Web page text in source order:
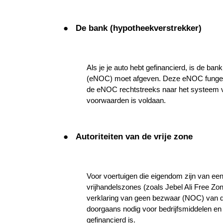
● De bank (hypotheekverstrekker)
Als je je auto hebt gefinancierd, is de
(eNOC) moet afgeven. Deze eNOC
de eNOC rechtstreeks naar het systeem
voorwaarden is voldaan.
● Autoriteiten van de vrije zone
Voor voertuigen die eigendom zijn van
vrijhandelszones (zoals Jebel Ali Free
verklaring van geen bezwaar (NOC) van
doorgaans nodig voor bedrijfsmiddelen
gefinancierd is.